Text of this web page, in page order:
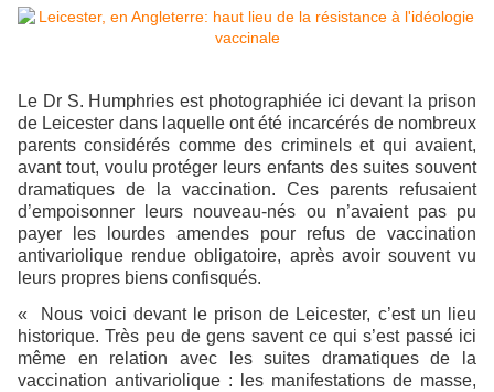
Le Dr S. Humphries est photographiée ici devant la prison
de Leicester dans laquelle ont été incarcérés de nombreux
parents considérés comme des criminels et qui avaient,
avant tout, voulu protéger leurs enfants des suites souvent
dramatiques de la vaccination. Ces parents refusaient
d’empoisonner leurs nouveau-nés ou n’avaient pas pu
payer les lourdes amendes pour refus de vaccination
antivariolique rendue obligatoire, après avoir souvent vu
leurs propres biens confisqués.
« Nous voici devant le prison de Leicester, c’est un lieu
historique. Très peu de gens savent ce qui s’est passé ici
même en relation avec les suites dramatiques de la
vaccination antivariolique : les manifestations de masse,